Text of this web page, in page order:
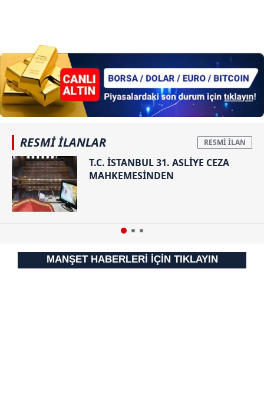
RESMİ İLANLAR
T.C. İSTANBUL 31. ASLİYE CEZA
MAHKEMESİNDEN
MANŞET HABERLERİ İÇİN TIKLAYIN